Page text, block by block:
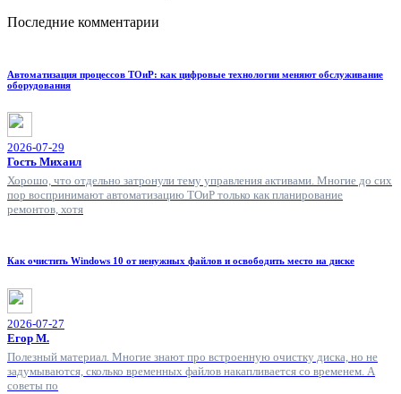
Последние комментарии
Автоматизация процессов ТОиР: как цифровые технологии меняют обслуживание
оборудования
2026-07-29
Гость Михаил
Хорошо, что отдельно затронули тему управления активами. Многие до сих
пор воспринимают автоматизацию ТОиР только как планирование
ремонтов, хотя
Как очистить Windows 10 от ненужных файлов и освободить место на диске
2026-07-27
Егор М.
Полезный материал. Многие знают про встроенную очистку диска, но не
задумываются, сколько временных файлов накапливается со временем. А
советы по